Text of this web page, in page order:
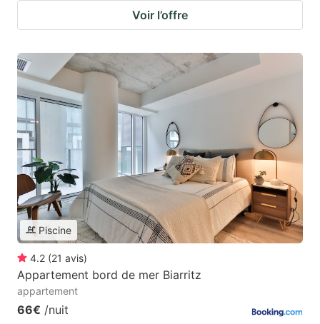
Voir l’offre
Piscine
4.2 (21 avis)
Appartement bord de mer Biarritz
appartement
66€ /nuit